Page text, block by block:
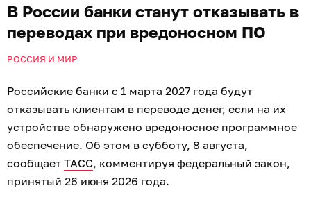
В России банки станут отказывать в
переводах при вредоносном ПО
РОССИЯ И МИР
Российские банки с 1 марта 2027 года будут
отказывать клиентам в переводе денег, если на их
устройстве обнаружено вредоносное программное
обеспечение. Об этом в субботу, 8 августа,
сообщает ТАСС, комментируя федеральный закон,
принятый 26 июня 2026 года.